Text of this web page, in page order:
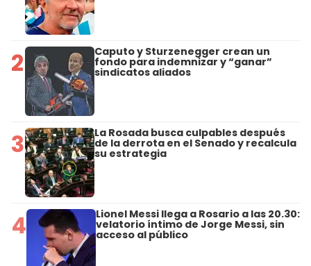
2 Caputo y Sturzenegger crean un
fondo para indemnizar y “ganar”
sindicatos aliados
3 La Rosada busca culpables después
de la derrota en el Senado y recalcula
su estrategia
4 Lionel Messi llega a Rosario a las 20.30:
velatorio íntimo de Jorge Messi, sin
acceso al público